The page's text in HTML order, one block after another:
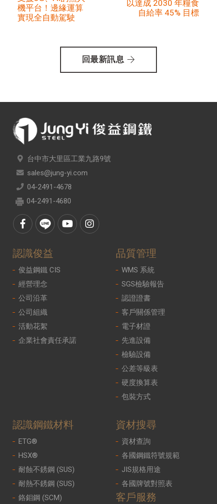
機平台！邊緣運算
實現全自動駕駛
以達成 2030 年糧食
自給率 45% 目標
回最新訊息
台中市大里區工業九路9號
sales@jung-yi.com
04-2491-4678
04-2491-4680
認識俊益
俊益鋼鐵 CIS
經營理念
公司沿革
公司組織
活動花絮
企業社會責任承諾
品質管理
WMS 系統
SGS檢驗報告
認證證書
客戶關係管理
電子材證
先進設備
檢驗設備
公差等級表
硬度換算表
包裝方式
認識鋼鐵材料
ETG®
HSX®
耐蝕不銹鋼 (SUS)
耐熱不銹鋼 (SUS)
鉻鉬鋼 (SCM)
資材搜尋
資材查詢
各國鋼鐵符號規範
JIS規格用途
各國牌號對照表
客戶服務